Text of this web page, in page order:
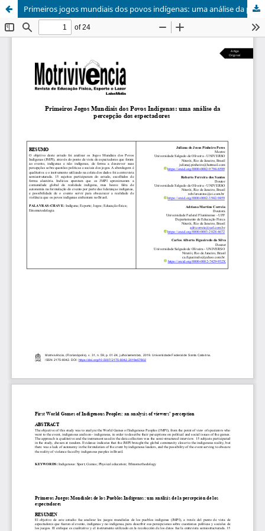
Primeiros jogos mundiais dos povos indígenas: uma análise da percepção dos espectadores